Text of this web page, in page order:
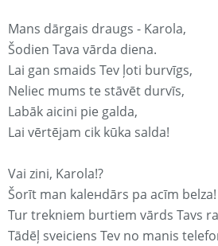
Mans dārgais draugs - Karola,
Šodien Tava vārda diena.
Lai gan smaids Tev ļoti burvīgs,
Neliec mums te stāvēt durvīs,
Labāk aicini pie galda,
Lai vērtējam cik kūka salda!
Vai zini, Karola!?
Šorīt man kaleнdārs pa acīm belza!
Tur trekniem burtiem vārds Tavs
Tādēļ sveiciens Tev no manis